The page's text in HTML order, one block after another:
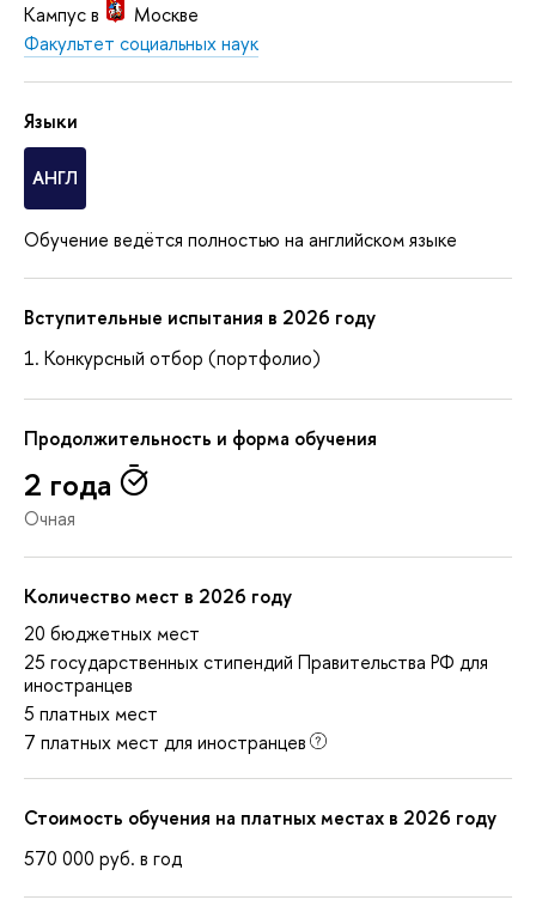
Кампус в
Москве
Факультет социальных наук
Языки
АНГЛ
Обучение ведётся полностью на английском языке
Вступительные испытания в 2026 году
Конкурсный отбор (портфолио)
Продолжительность и форма обучения
2 года
Очная
Количество мест в 2026 году
20 бюджетных мест
25 государственных стипендий Правительства РФ для
иностранцев
5 платных мест
7 платных мест для иностранцев
Стоимость обучения на платных местах в 2026 году
570 000 руб. в год